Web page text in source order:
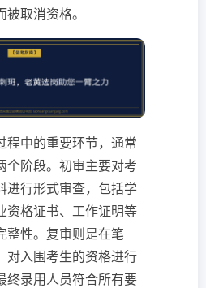
取消资格。
程中的重要环节，通常
个阶段。初审主要对考
进行形式审查，包括学
资格证书、工作证明等
整性。复审则是在笔
对入围考生的资格进行
终录用人员符合所有要